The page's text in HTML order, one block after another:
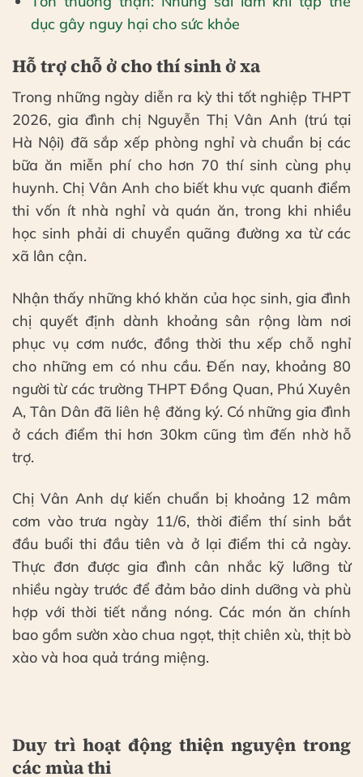
dục gây nguy hại cho sức khỏe
Hỗ trợ chỗ ở cho thí sinh ở xa
Trong những ngày diễn ra kỳ thi tốt nghiệp THPT
2026, gia đình chị Nguyễn Thị Vân Anh (trú tại
Hà Nội) đã sắp xếp phòng nghỉ và chuẩn bị các
bữa ăn miễn phí cho hơn 70 thí sinh cùng phụ
huynh. Chị Vân Anh cho biết khu vực quanh điểm
thi vốn ít nhà nghỉ và quán ăn, trong khi nhiều
học sinh phải di chuyển quãng đường xa từ các
xã lân cận.
Nhận thấy những khó khăn của học sinh, gia đình
chị quyết định dành khoảng sân rộng làm nơi
phục vụ cơm nước, đồng thời thu xếp chỗ nghỉ
cho những em có nhu cầu. Đến nay, khoảng 80
người từ các trường THPT Đồng Quan, Phú Xuyên
A, Tân Dân đã liên hệ đăng ký. Có những gia đình
ở cách điểm thi hơn 30km cũng tìm đến nhờ hỗ
trợ.
Chị Vân Anh dự kiến chuẩn bị khoảng 12 mâm
cơm vào trưa ngày 11/6, thời điểm thí sinh bắt
đầu buổi thi đầu tiên và ở lại điểm thi cả ngày.
Thực đơn được gia đình cân nhắc kỹ lưỡng từ
nhiều ngày trước để đảm bảo dinh dưỡng và phù
hợp với thời tiết nắng nóng. Các món ăn chính
bao gồm sườn xào chua ngọt, thịt chiên xù, thịt bò
xào và hoa quả tráng miệng.
Duy trì hoạt động thiện nguyện trong
các mùa thi